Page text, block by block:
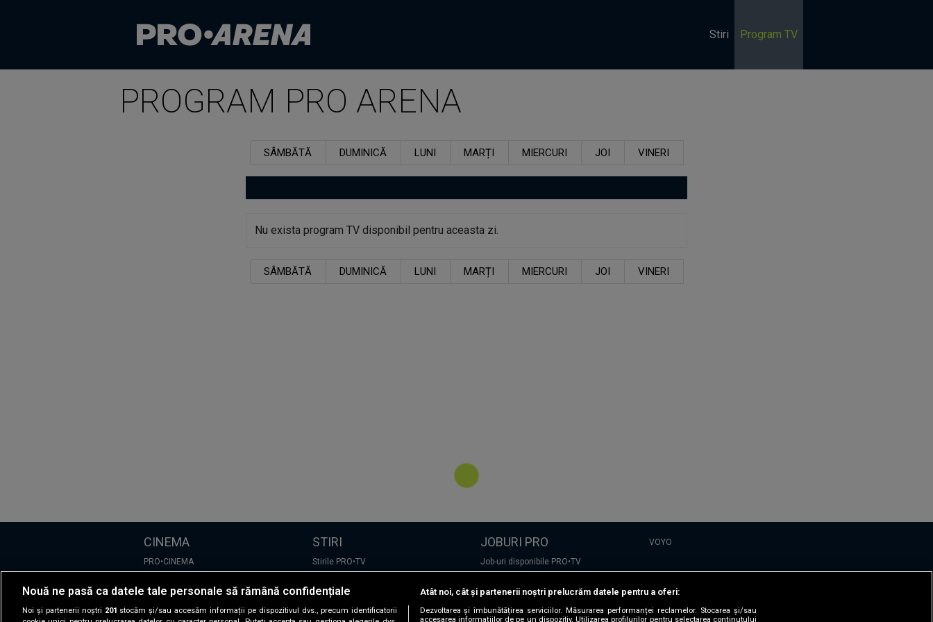
Stiri Program TV
PROGRAM PRO ARENA
SÂMBĂTĂ DUMINICĂ LUNI MARȚI MIERCURI JOI VINERI
Nu exista program TV disponibil pentru aceasta zi.
SÂMBĂTĂ DUMINICĂ LUNI MARȚI MIERCURI JOI VINERI
CINEMA
PRO•CINEMA
DIVERTISMENT
STIRI
Stirile PRO•TV
JOBURI PRO
Job-uri disponibile PRO•TV
LIFESTYLE
VOYO
DESPRE
Politica Confidentialitate
Nouă ne pasă ca datele tale personale să rămână confidențiale
Noi și partenerii noștri 201 stocăm și/sau accesăm informații pe dispozitivul dvs., precum identificatorii
Atât noi, cât și partenerii noștri prelucrăm datele pentru a oferi:
Dezvoltarea și îmbunătățirea serviciilor. Măsurarea performanței reclamelor. Stocarea și/sau
accesarea informațiilor de pe un dispozitiv. Utilizarea profilurilor pentru selectarea conținutului